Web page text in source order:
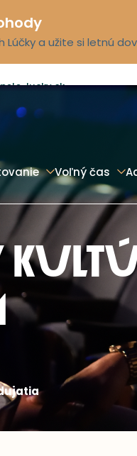
Lúčky a užite si letnú
lucky.sk
Voľný čas